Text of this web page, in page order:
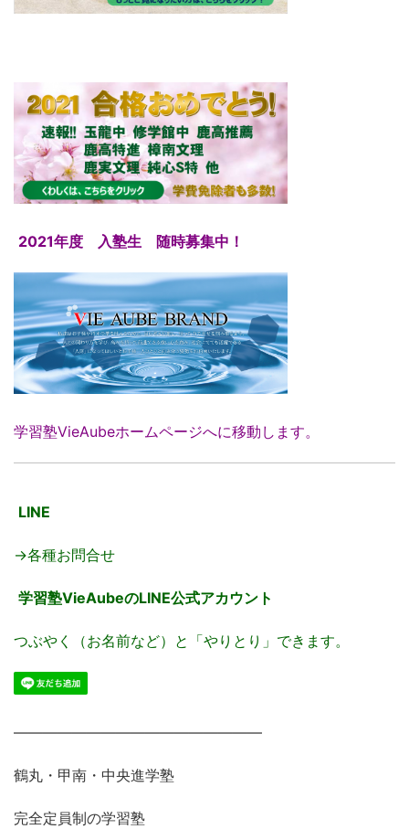
2021年度 入塾生 随時募集中！
学習塾VieAubeホームページへに移動します。
LINE
→各種お問合せ
学習塾VieAubeのLINE公式アカウント
つぶやく（お名前など）と「やりとり」できます。
―――――――――――――――――
鶴丸・甲南・中央進学塾
完全定員制の学習塾